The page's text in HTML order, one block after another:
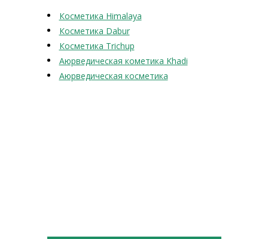
Косметика Himalaya
Косметика Dabur
Косметика Trichup
Аюрведическая кометика Khadi
Аюрведическая косметика